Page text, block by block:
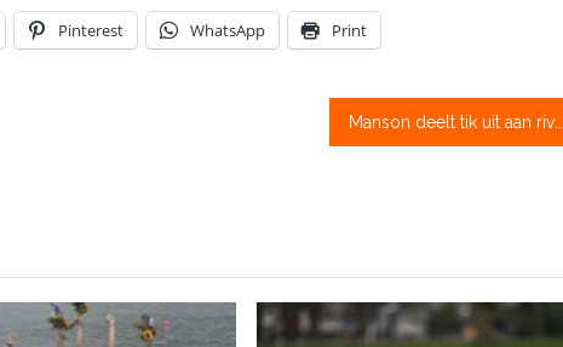
Pinterest WhatsApp Print
Manson deelt tik uit aan rivaal Drysdale